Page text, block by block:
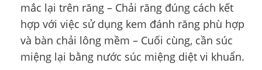
mắc lại trên răng – Chải răng đúng cách kết
hợp với việc sử dụng kem đánh răng phù hợp
và bàn chải lông mềm – Cuối cùng, cần súc
miệng lại bằng nước súc miệng diệt vi khuẩn.